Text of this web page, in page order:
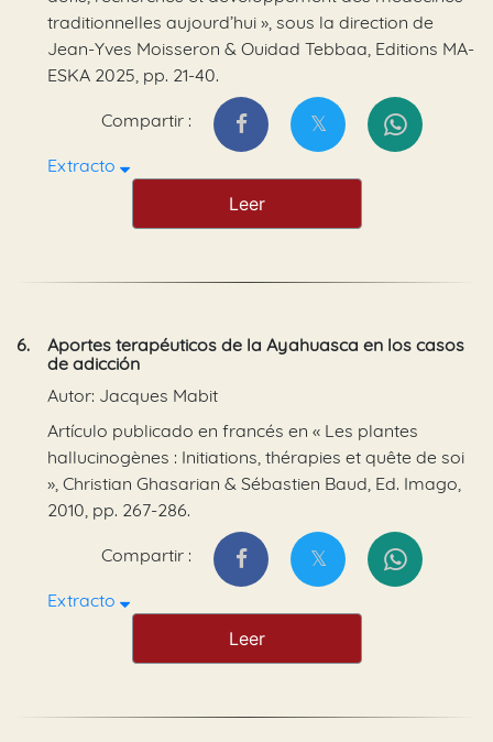
traditionnelles aujourd’hui », sous la direction de
Jean-Yves Moisseron & Ouidad Tebbaa, Editions MA-
ESKA 2025, pp. 21-40.
Compartir :
Extracto
Leer
6.
Aportes terapéuticos de la Ayahuasca en los casos
de adicción
Autor: Jacques Mabit
Artículo publicado en francés en « Les plantes
hallucinogènes : Initiations, thérapies et quête de soi
», Christian Ghasarian & Sébastien Baud, Ed. Imago,
2010, pp. 267-286.
Compartir :
Extracto
Leer